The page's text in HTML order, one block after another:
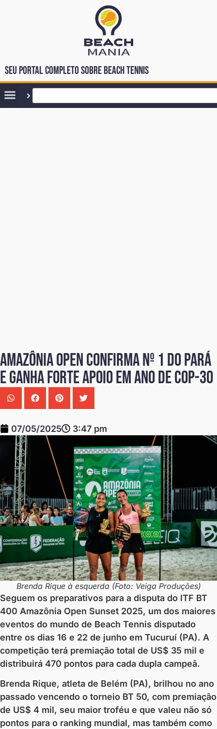
Seu portal completo sobre Beach Tennis
Amazônia Open confirma Nº 1 do Pará
e ganha forte apoio em ano de COP-30
07/05/2025 3:47 pm
Brenda Rique à esquerda (Foto: Veiga Produções)
Seguem os preparativos para a disputa do ITF BT
400 Amazônia Open Sunset 2025, um dos maiores
eventos do mundo de Beach Tennis disputado
entre os dias 16 e 22 de junho em Tucuruí (PA). A
competição terá premiação total de US$ 35 mil e
distribuirá 470 pontos para cada dupla campeã.
Brenda Rique, atleta de Belém (PA), brilhou no ano
passado vencendo o torneio BT 50, com premiação
de US$ 4 mil, seu maior troféu e que valeu não só
pontos para o ranking mundial, mas também como